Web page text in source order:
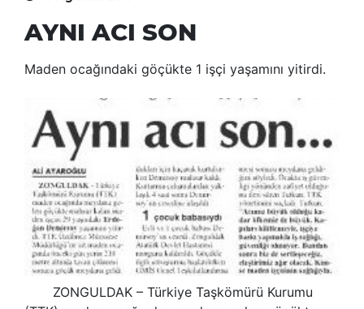
AYNI ACI SON
Maden ocağındaki göçükte 1 işçi yaşamını yitirdi.
ZONGULDAK – Türkiye Taşkömürü Kurumu